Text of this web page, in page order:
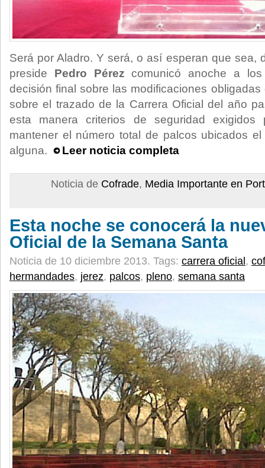
Será por Aladro. Y será, o así esperan que sea,
preside Pedro Pérez comunicó anoche a
decisión final sobre las modificaciones
sobre el trazado de la Carrera Oficial del año
esta manera criterios de seguridad exigidos
mantener el número total de palcos ubicados
alguna.
Leer noticia completa
Noticia de Cofrade, Media Importante en
Esta noche se conocerá la
Oficial de la Semana Santa
Noticia de 10 diciembre 2013. Tags: carrera oficial ,
hermandades, jerez, palcos, pleno, semana santa